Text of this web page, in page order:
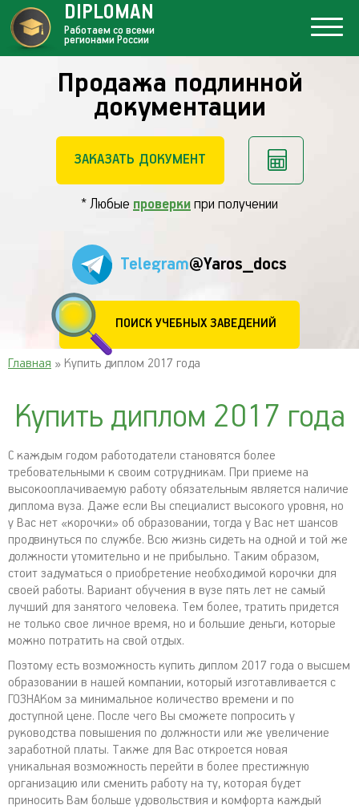
Продажа подлинной
документации
ЗАКАЗАТЬ ДОКУМЕНТ
* Любые проверки при получении
Telegram@Yaros_docs
ПОИСК УЧЕБНЫХ ЗАВЕДЕНИЙ
DIPLOMAN
Работаем со всеми
регионами России
Главная » Купить диплом 2017 года
Купить диплом 2017 года
С каждым годом работодатели становятся более
требовательными к своим сотрудникам. При приеме на
высокооплачиваемую работу обязательным является наличие
диплома вуза. Даже если Вы специалист высокого уровня, но
у Вас нет «корочки» об образовании, тогда у Вас нет шансов
продвинуться по службе. Всю жизнь сидеть на одной и той же
должности утомительно и не прибыльно. Таким образом,
стоит задуматься о приобретение необходимой корочки для
своей работы. Вариант обучения в вузе пять лет не самый
лучший для занятого человека. Тем более, тратить придется
не только свое личное время, но и большие деньги, которые
можно потратить на свой отдых.
Поэтому есть возможность купить диплом 2017 года о высшем
образовании в нашей компании, который изготавливается с
ГОЗНАКом за минимальное количество времени и по
доступной цене. После чего Вы сможете попросить у
руководства повышения по должности или же увеличение
заработной платы. Также для Вас откроется новая
уникальная возможность перейти в более престижную
организацию или сменить работу на ту, которая будет
приносить Вам больше удовольствия и комфорта каждый